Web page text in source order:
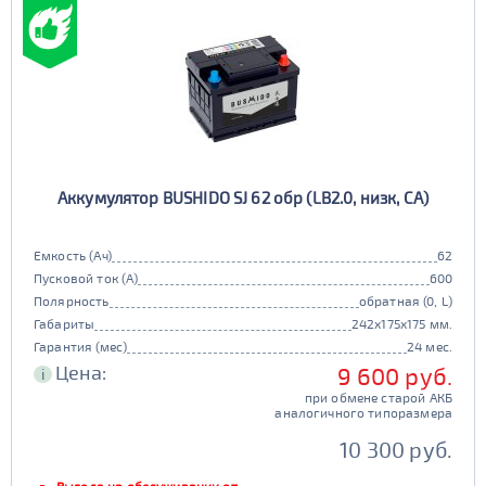
Аккумулятор BUSHIDO SJ 62 обр (LB2.0, низк, CA)
Емкость (Ач)
62
Пусковой ток (А)
600
Полярность
обратная (0, L)
Габариты
242x175x175 мм.
Гарантия (мес)
24 мес.
i Цена: 9 600 руб.
при обмене старой АКБ
аналогичного типоразмера
10 300 руб.